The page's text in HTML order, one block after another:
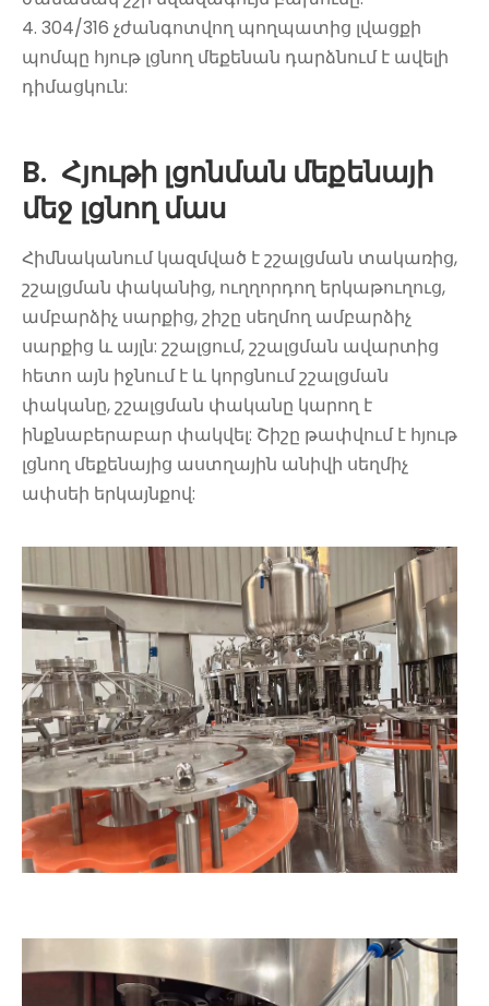
4. 304/316 չժանգոտվող պողպատից լվացքի
պոմպը հյութ լցնող մեքենան դարձնում է ավելի
դիմացկուն:
B. Հյութի լցոնման մեքենայի
մեջ լցնող մաս
Հիմնականում կազմված է շշալցման տակառից,
շշալցման փականից, ուղղորդող երկաթուղուց,
ամբարձիչ սարքից, շիշը սեղմող ամբարձիչ
սարքից և այլն: շշալցում, շշալցման ավարտից
հետո այն իջնում է և կորցնում շշալցման
փականը, շշալցման փականը կարող է
ինքնաբերաբար փակվել: Շիշը թափվում է հյութ
լցնող մեքենայից աստղային անիվի սեղմիչ
ափսեի երկայնքով: